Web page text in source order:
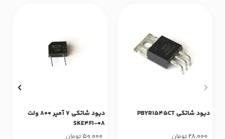
دیود شاتکی PBYR1545CT
28,000 تومان
دیود شاتکی 7 آمپر 800 ولت
SKE4F1-08
50,000 تومان